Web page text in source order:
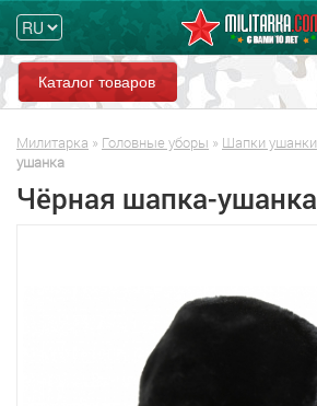
Каталог товаров
Милитарка » Головные уборы » Шапки ушанки
ушанка
Чёрная шапка-ушанка